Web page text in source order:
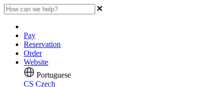
Pay
Reservation
Order
Website
Portuguese
CS Czech